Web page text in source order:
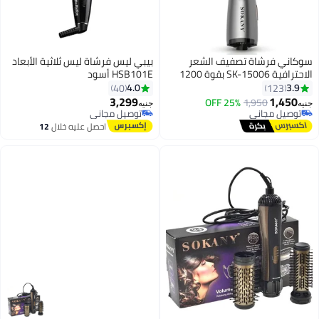
سوكاني فرشاة تصفيف الشعر
الاحترافية SK-15006 بقوة 1200
واط، مزودة بتقنية السيراميك
والأيونات لتجفيف سريع، وكثافة
ولمعان، وتصميم مريح للاستخدام
المنزلي أو في الصالونات، مناسبة
لجميع أنواع الشعر، للنساء والفتيات.
3.9
123
جنيه1,450
1,950
25% OFF
توصيل مجاني
توصيل مجاني
بيبي ليس فرشاة ليس ثلاثية الأبعاد
HSB101E أسود
4.0
40
جنيه3,299
توصيل مجاني
توصيل مجانياحصل عليه خلال12